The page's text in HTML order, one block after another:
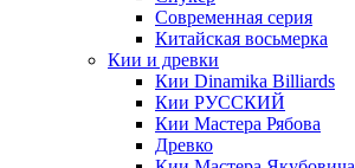
Современная серия
Китайская восьмерка
Кии и древки
Кии Dinamika Billiards
Кии РУССКИЙ
Кии Мастера Рябова
Древко